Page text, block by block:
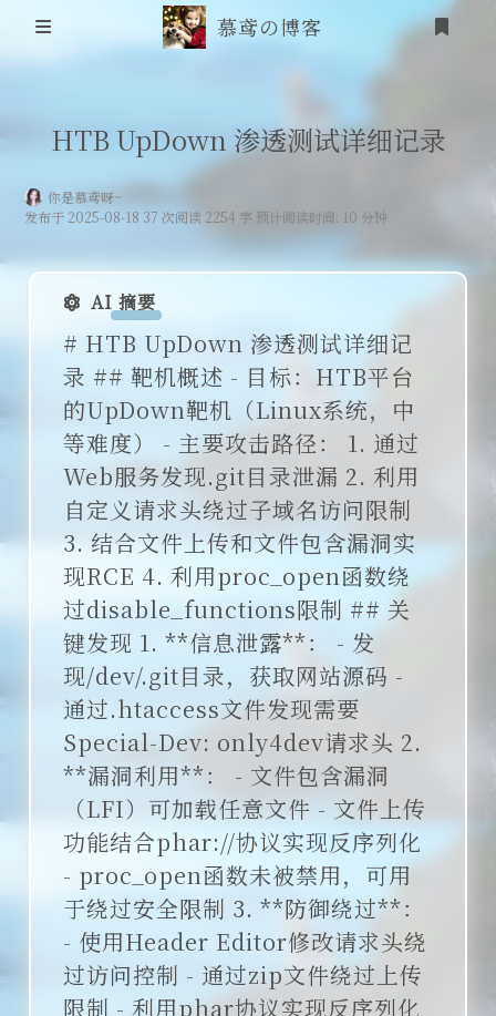
信息安全
靶场笔记
吟诗
friends
追番
RSS
说说
慕鸢の博客
登录
HTB UpDown 渗透测试详细记录
你是慕鸢呀~
发布于 2025-08-18 37 次阅读 2254 字 预计阅读时间: 10 分钟
AI 摘要
# HTB UpDown 渗透测试详细记
录 ## 靶机概述 - 目标：HTB平台
的UpDown靶机（Linux系统，中
等难度） - 主要攻击路径： 1. 通过
Web服务发现.git目录泄漏 2. 利用
自定义请求头绕过子域名访问限制
3. 结合文件上传和文件包含漏洞实
现RCE 4. 利用proc_open函数绕
过disable_functions限制 ## 关
键发现 1. **信息泄露**： - 发
现/dev/.git目录，获取网站源码 -
通过.htaccess文件发现需要
Special-Dev: only4dev请求头 2.
**漏洞利用**： - 文件包含漏洞
（LFI）可加载任意文件 - 文件上传
功能结合phar://协议实现反序列化
- proc_open函数未被禁用，可用
于绕过安全限制 3. **防御绕过**：
- 使用Header Editor修改请求头绕
过访问控制 - 通过zip文件绕过上传
限制 - 利用phar协议实现反序列化